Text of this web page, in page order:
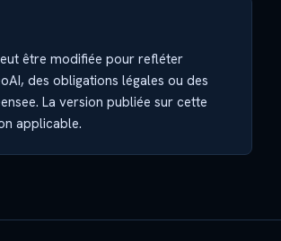
être modifiée pour refléter
des obligations légales ou des
La version publiée sur cette
applicable.